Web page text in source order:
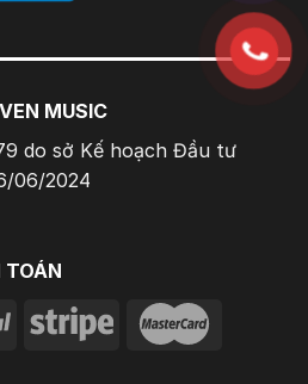
MUSIC
do sở Kế hoạch Đầu tư
06/2024
TOÁN